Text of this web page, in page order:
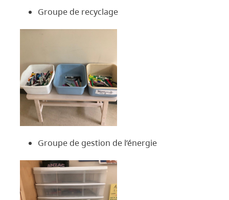
Groupe de recyclage
Groupe de gestion de l’énergie